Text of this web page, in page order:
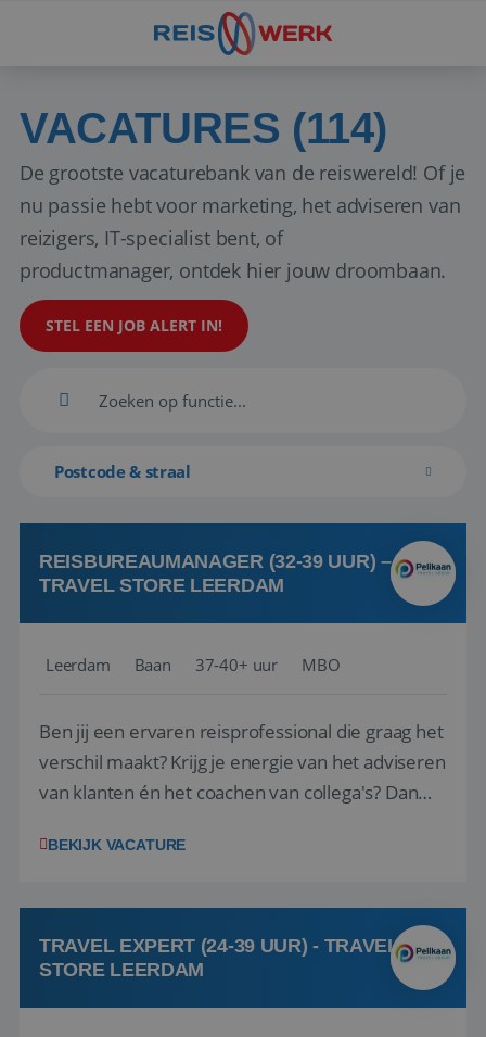
VACATURES (114)
De grootste vacaturebank van de reiswereld! Of je
nu passie hebt voor marketing, het adviseren van
reizigers, IT-specialist bent, of
productmanager, ontdek hier jouw droombaan.
STEL EEN JOB ALERT IN!
Postcode & straal
REISBUREAUMANAGER (32-39 UUR) –
TRAVEL STORE LEERDAM
Leerdam Baan 37-40+ uur MBO
Ben jij een ervaren reisprofessional die graag het
verschil maakt? Krijg je energie van het adviseren
van klanten én het coachen van collega's? Dan
(onderdeel van Pelikaan Travel Group) zoeken
team het reisbureau verder...
BEKIJK VACATURE
TRAVEL EXPERT (24-39 UUR) - TRAVEL
STORE LEERDAM